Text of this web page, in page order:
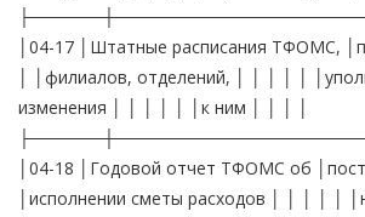
│04-17 │Штатные расписания ТФОМС,
│ │филиалов, отделений, │ │ │ │ │
изменения │ │ │ │ │ │к ним │ │ │ │
│04-18 │Годовой отчет ТФОМС об
│исполнении сметы расходов │ │ │ │ │